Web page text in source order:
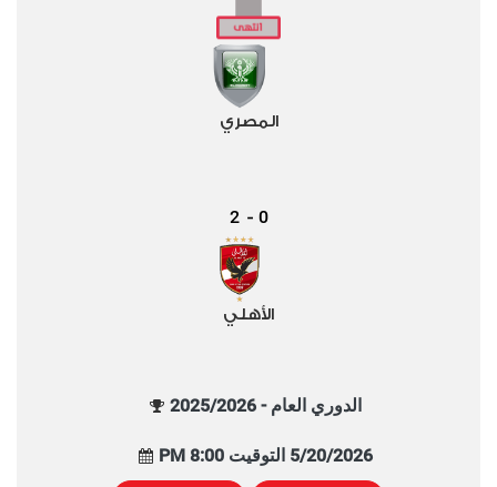
المصري
0
-
2
الأهلي
الدوري العام - 2025/2026
5/20/2026 التوقيت 8:00 PM